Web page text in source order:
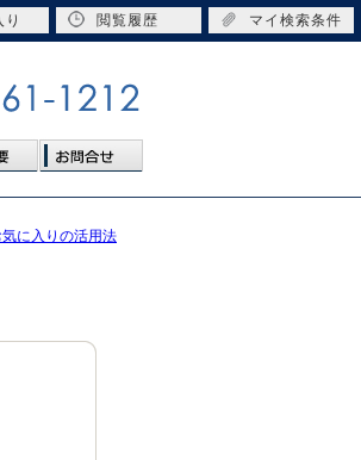
気に入りの活用法
閲覧履歴 マイ検索条件